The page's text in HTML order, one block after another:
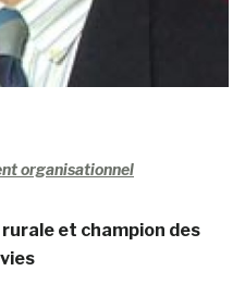
organisationnel
et champion des